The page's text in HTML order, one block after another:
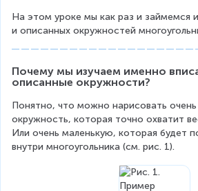
На этом уроке мы как раз и займемся
и описанных окружностей
Почему мы изучаем именно
описанные окружности?
Понятно, что можно нарисовать
окружность, которая точно охватит
Или очень маленькую, которая будет
внутри многоугольника (см. рис. 1).